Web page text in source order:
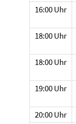
16:00 Uhr
18:00 Uhr
18:00 Uhr
19:00 Uhr
20:00 Uhr